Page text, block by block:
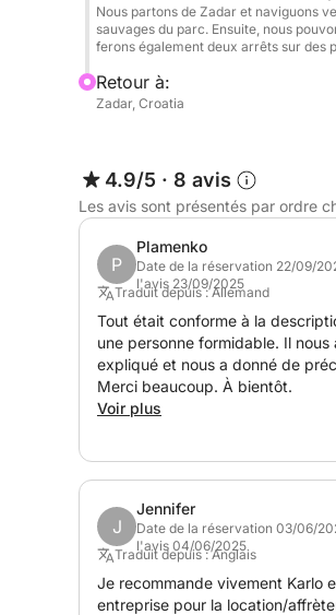
Nous partons de Zadar et naviguons
sauvages du parc. Ensuite, nous
ferons également deux arrêts sur des
Retour à:
Zadar, Croatia
4.9/5 · 8 avis
Les avis sont présentés par ordre
P
Plamenko
Date de la réservation 22/09/
l'avis 23/09/2025
Traduit depuis : Allemand
Tout était conforme à la
une personne formidable. Il nous
expliqué et nous a donné de
Merci beaucoup. À bientôt.
Voir plus
J
Jennifer
Date de la réservation 03/06/
l'avis 04/06/2025
Traduit depuis : Anglais
Je recommande vivement Karlo
entreprise pour la location/